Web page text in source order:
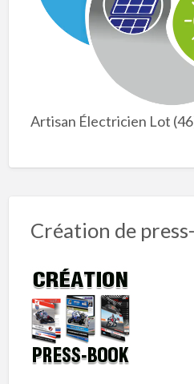
Artisan Électricien Lot
Création de